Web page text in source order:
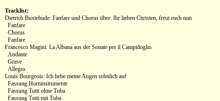
Tracklist:
Dietrich Buxtehude: Fanfare und Chorus über: Ihr lieben Christen, freut euch nun
Fanfare
Chorus
Fanfare
Francesco Magini: La Albana aus der Sonate per il Campidoglio
Andante
Grave
Allegro
Louis Bourgeois: Ich hebe meine Augen sehnlich auf
Fassung Horninstrumente
Fassung Tutti ohne Tuba
Fassung Tutti mit Tuba